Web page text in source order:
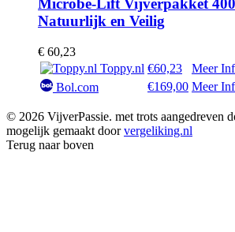
Microbe-Lift Vijverpakket
Natuurlijk en Veilig
€ 60,23
Toppy.nl €60,23
Meer
Bol.com
€169,00 Meer
© 2026 VijverPassie. met trots aangedreven
mogelijk gemaakt doorvergeliking.nl
Terug naar boven